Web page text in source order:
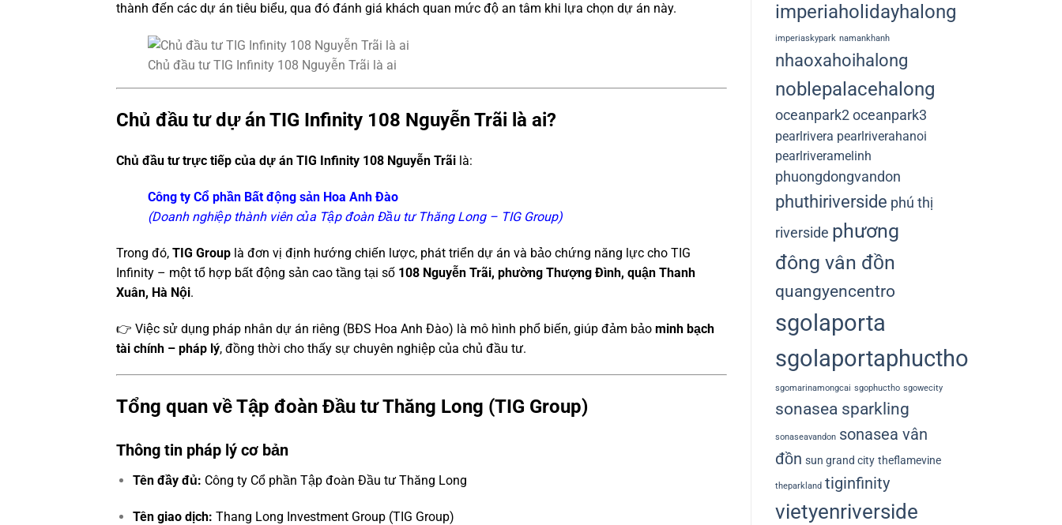
thành đến các dự án tiêu biểu, qua đó đánh giá khách quan mức độ an tâm khi lựa chọn dự án này.
Chủ đầu tư TIG Infinity 108 Nguyễn Trãi là ai
Chủ đầu tư dự án TIG Infinity 108 Nguyễn Trãi là ai?
Chủ đầu tư trực tiếp của dự án TIG Infinity 108 Nguyễn Trãi là:
Công ty Cổ phần Bất động sản Hoa Anh Đào
(Doanh nghiệp thành viên của Tập đoàn Đầu tư Thăng Long – TIG Group)
Trong đó, TIG Group là đơn vị định hướng chiến lược, phát triển dự án và bảo chứng năng lực cho TIG
Infinity – một tổ hợp bất động sản cao tầng tại số 108 Nguyễn Trãi, phường Thượng Đình, quận Thanh
Xuân, Hà Nội.
👉 Việc sử dụng pháp nhân dự án riêng (BĐS Hoa Anh Đào) là mô hình phổ biến, giúp đảm bảo minh bạch
tài chính – pháp lý, đồng thời cho thấy sự chuyên nghiệp của chủ đầu tư.
Tổng quan về Tập đoàn Đầu tư Thăng Long (TIG Group)
Thông tin pháp lý cơ bản
Tên đầy đủ: Công ty Cổ phần Tập đoàn Đầu tư Thăng Long
Tên giao dịch: Thang Long Investment Group (TIG Group)
imperiaholidayhalong
imperiaskypark namankhanh
nhaoxahoihalong
noblepalacehalong
oceanpark2 oceanpark3
pearlrivera pearlriverahanoi
pearlriveramelinh
phuongdongvandon
phuthiriverside phú thị
riverside phương
đông vân đồn
quangyencentro
sgolaporta
sgolaportaphuctho
sgomarinamongcai sgophuctho sgowecity
sonasea sparkling
sonaseavandon sonasea vân
đồn sun grand city theflamevine
theparkland tiginfinity
vietyenriverside